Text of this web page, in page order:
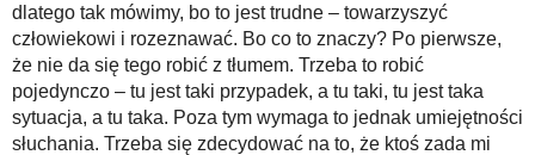
dlatego tak mówimy, bo to jest trudne – towarzyszyć
człowiekowi i rozeznawać. Bo co to znaczy? Po pierwsze,
że nie da się tego robić z tłumem. Trzeba to robić
pojedynczo – tu jest taki przypadek, a tu taki, tu jest taka
sytuacja, a tu taka. Poza tym wymaga to jednak umiejętności
słuchania. Trzeba się zdecydować na to, że ktoś zada mi